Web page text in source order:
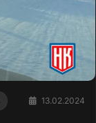
13.02.2024